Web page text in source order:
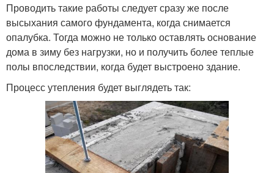
Проводить такие работы следует сразу же после
высыхания самого фундамента, когда снимается
опалубка. Тогда можно не только оставлять основание
дома в зиму без нагрузки, но и получить более теплые
полы впоследствии, когда будет выстроено здание.
Процесс утепления будет выглядеть так: